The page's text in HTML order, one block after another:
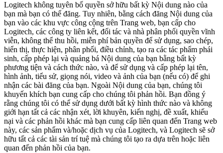
Logitech không tuyên bố quyền sở hữu bất kỳ Nội dung nào của
bạn mà bạn có thể đăng. Tuy nhiên, bằng cách đăng Nội dung của
bạn vào các khu vực công cộng trên Trang web, bạn cấp cho
Logitech, các công ty liên kết, đối tác và nhà phân phối quyền vĩnh
viễn, không thể thu hồi, miễn phí bản quyền để sử dụng, sao chép,
hiển thị, thực hiện, phân phối, điều chỉnh, tạo ra các tác phẩm phái
sinh, cấp phép lại và quảng bá Nội dung của bạn bằng bất kỳ
phương tiện và cách thức nào, và để sử dụng và cấp phép lại tên,
hình ảnh, tiểu sử, giọng nói, video và ảnh của bạn (nếu có) để ghi
nhận các bài đăng của bạn. Ngoài Nội dung của bạn, chúng tôi
khuyến khích bạn cung cấp cho chúng tôi phản hồi. Bạn đồng ý
rằng chúng tôi có thể sử dụng dưới bất kỳ hình thức nào và không
giới hạn tất cả các nhận xét, lời khuyên, kiến nghị, đề xuất, khiếu
nại và các phản hồi khác mà bạn cung cấp liên quan đến Trang web
này, các sản phẩm và/hoặc dịch vụ của Logitech, và Logitech sẽ sở
hữu tất cả các tài sản trí tuệ mà chúng tôi tạo ra dựa trên hoặc liên
quan đến phản hồi của bạn.